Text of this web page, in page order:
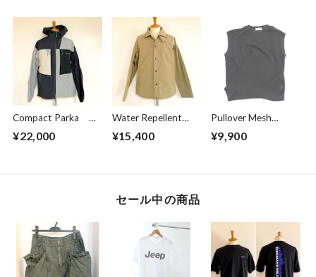
Compact Parka
Crazy Pattern
¥22,000
Water Repellent
Jacket Beige
¥15,400
Pullover Mesh
Vest Black
¥9,900
セール中の商品